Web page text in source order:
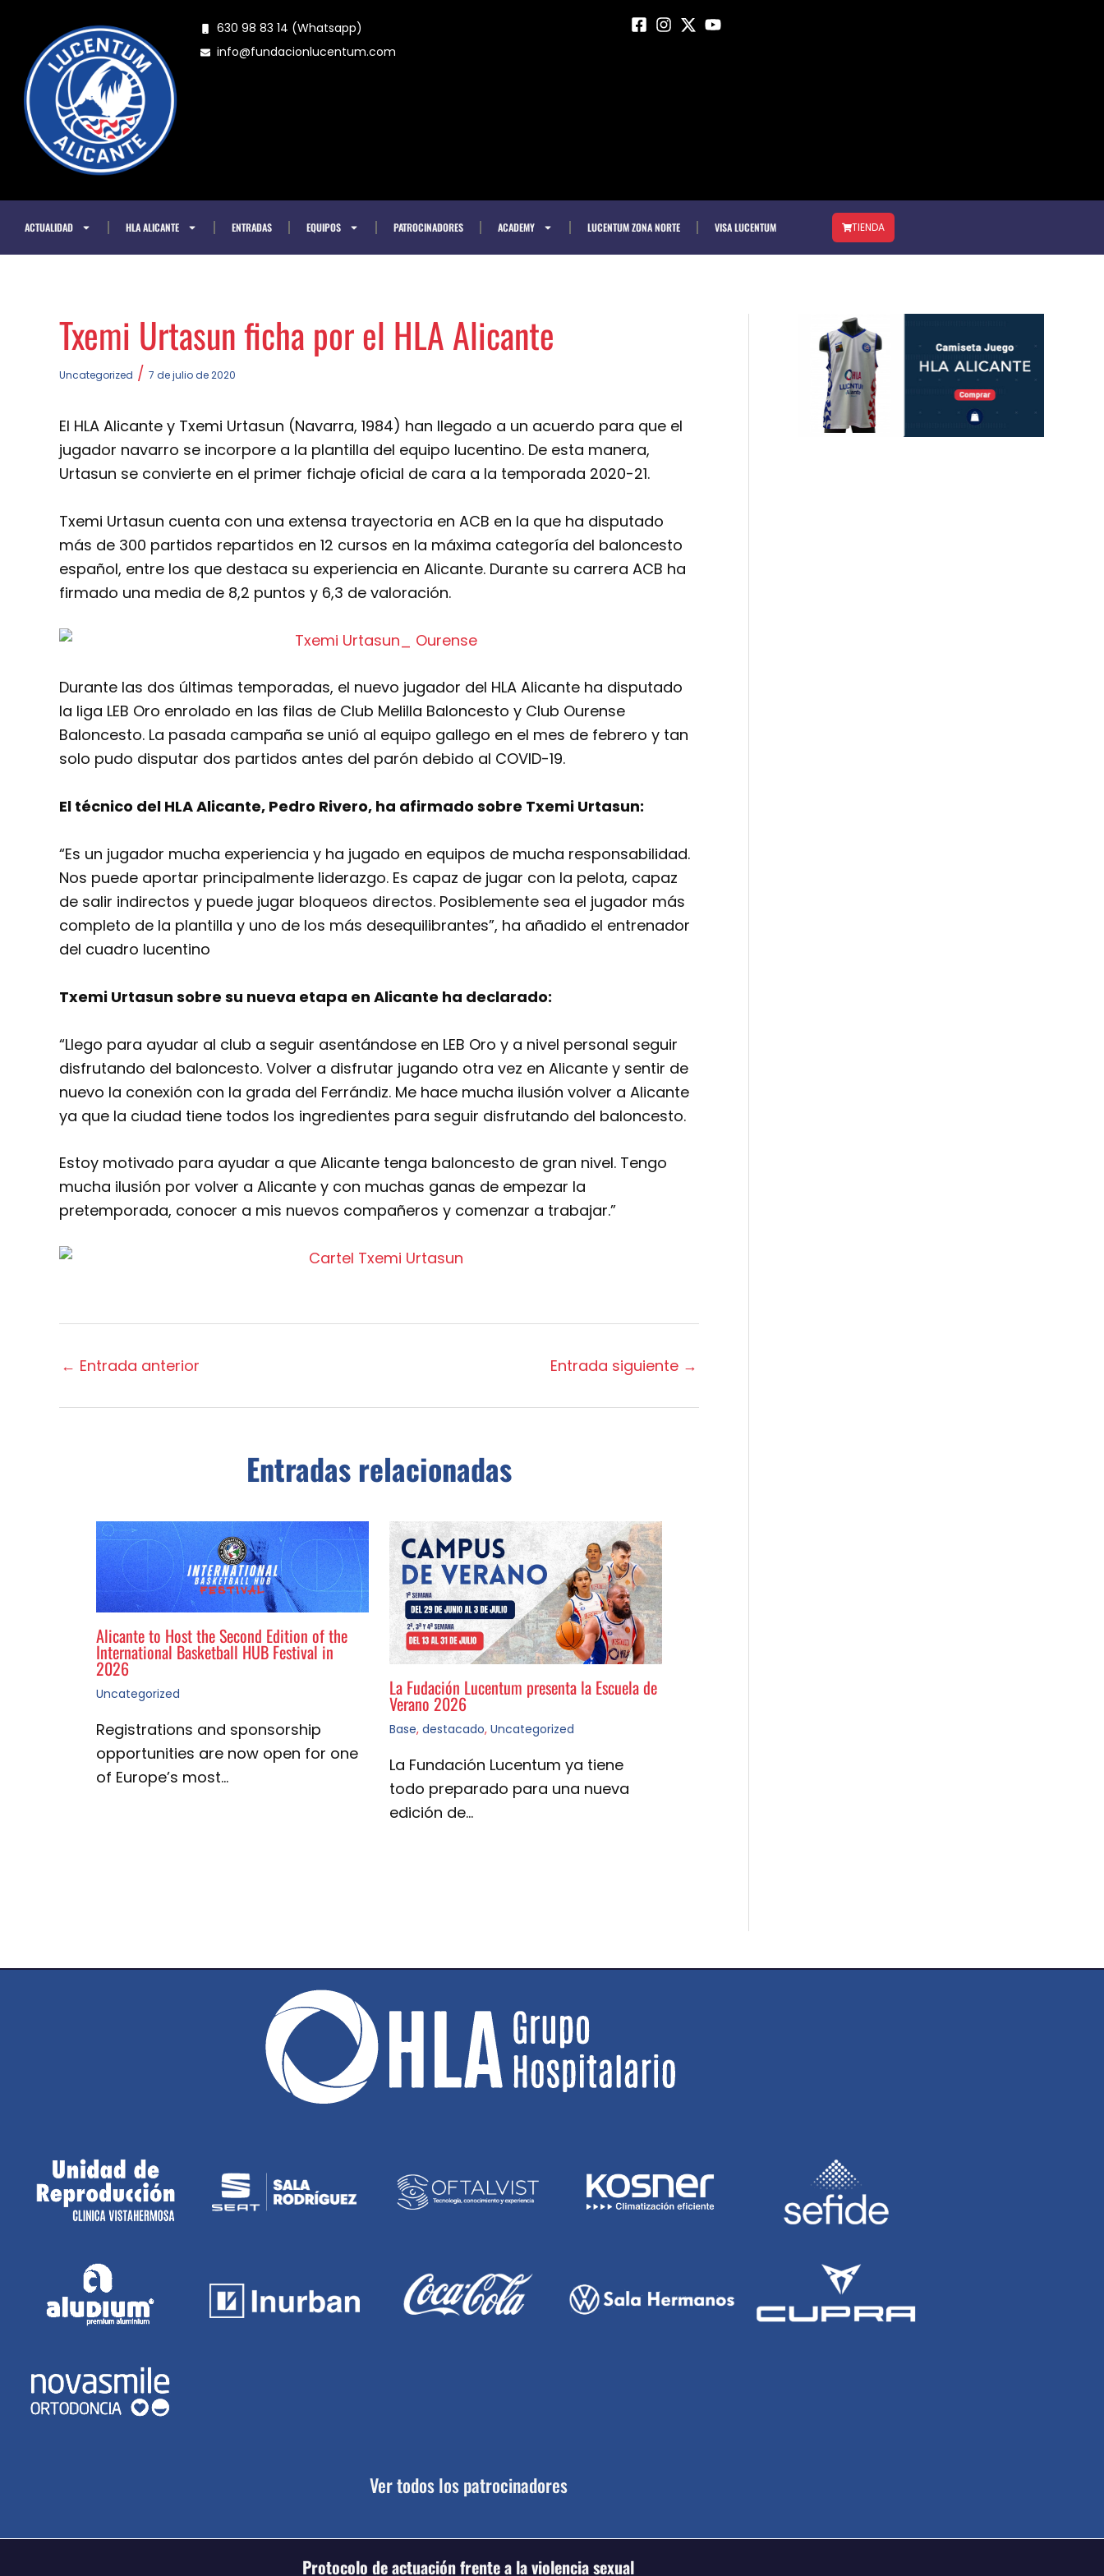
contenido
630 98 83 14 (Whatsapp)
info@fundacionlucentum.com
ACTUALIDAD HLA ALICANTE ENTRADAS EQUIPOS PATROCINADORES ACADEMY LUCENTUM ZONA NORTE VISA LUCENTUM TIENDA
Txemi Urtasun ficha por el HLA Alicante
Uncategorized / 7 de julio de 2020
El HLA Alicante y Txemi Urtasun (Navarra, 1984) han llegado a un acuerdo para que el
jugador navarro se incorpore a la plantilla del equipo lucentino. De esta manera,
Urtasun se convierte en el primer fichaje oficial de cara a la temporada 2020-21.
Txemi Urtasun cuenta con una extensa trayectoria en ACB en la que ha disputado
más de 300 partidos repartidos en 12 cursos en la máxima categoría del baloncesto
español, entre los que destaca su experiencia en Alicante. Durante su carrera ACB ha
firmado una media de 8,2 puntos y 6,3 de valoración.
Durante las dos últimas temporadas, el nuevo jugador del HLA Alicante ha disputado
la liga LEB Oro enrolado en las filas de Club Melilla Baloncesto y Club Ourense
Baloncesto. La pasada campaña se unió al equipo gallego en el mes de febrero y tan
solo pudo disputar dos partidos antes del parón debido al COVID-19.
El técnico del HLA Alicante, Pedro Rivero, ha afirmado sobre Txemi Urtasun:
“Es un jugador mucha experiencia y ha jugado en equipos de mucha responsabilidad.
Nos puede aportar principalmente liderazgo. Es capaz de jugar con la pelota, capaz
de salir indirectos y puede jugar bloqueos directos. Posiblemente sea el jugador más
completo de la plantilla y uno de los más desequilibrantes”, ha añadido el entrenador
del cuadro lucentino
Txemi Urtasun sobre su nueva etapa en Alicante ha declarado:
“Llego para ayudar al club a seguir asentándose en LEB Oro y a nivel personal seguir
disfrutando del baloncesto. Volver a disfrutar jugando otra vez en Alicante y sentir de
nuevo la conexión con la grada del Ferrándiz. Me hace mucha ilusión volver a Alicante
ya que la ciudad tiene todos los ingredientes para seguir disfrutando del baloncesto.
Estoy motivado para ayudar a que Alicante tenga baloncesto de gran nivel. Tengo
mucha ilusión por volver a Alicante y con muchas ganas de empezar la
pretemporada, conocer a mis nuevos compañeros y comenzar a trabajar.”
← Entrada anterior Entrada siguiente →
Entradas relacionadas
Alicante to Host the Second Edition of the
International Basketball HUB Festival in
2026
Uncategorized
Registrations and sponsorship
opportunities are now open for one
of Europe’s most…
La Fudación Lucentum presenta la Escuela de
Verano 2026
Base, destacado, Uncategorized
La Fundación Lucentum ya tiene
todo preparado para una nueva
edición de…
Ver todos los patrocinadores
Protocolo de actuación frente a la violencia sexual